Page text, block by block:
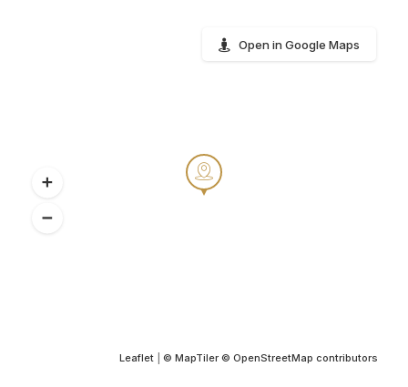
Leaflet © MapTiler © OpenStreetMap contributors
Open in Google Maps